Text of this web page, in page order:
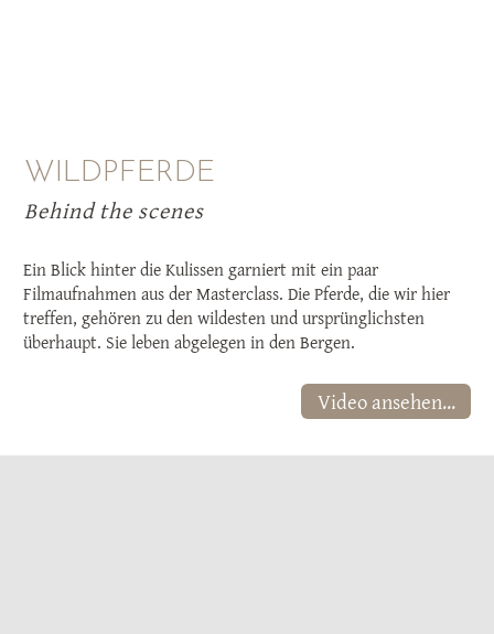
WILDPFERDE
Behind the scenes
Ein Blick hinter die Kulissen garniert mit ein paar
Filmaufnahmen aus der Masterclass. Die Pferde, die wir hier
treffen, gehören zu den wildesten und ursprünglichsten
überhaupt. Sie leben abgelegen in den Bergen.
Video ansehen...